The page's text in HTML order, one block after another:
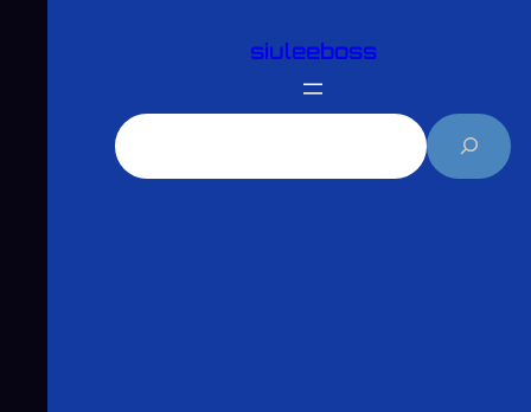
siuleeboss